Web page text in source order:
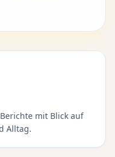
mit Blick auf
Alltag.